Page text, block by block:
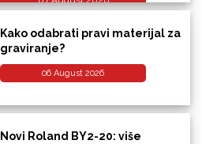
Kako odabrati pravi materijal za
graviranje?
06 August 2026
Novi Roland BY2-20: više